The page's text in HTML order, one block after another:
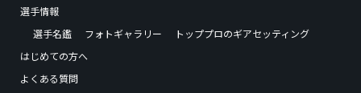
選手情報
選手名鑑
フォトギャラリー
トッププロのギアセッティング
はじめての方へ
よくある質問